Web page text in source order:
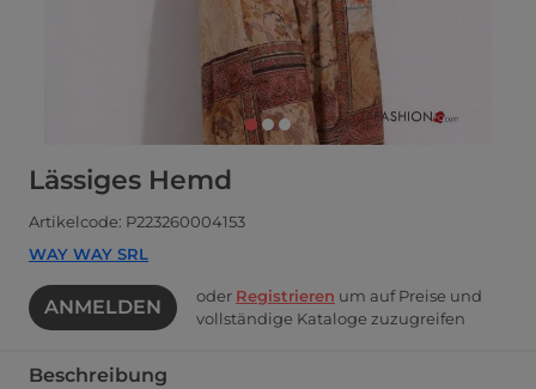
Lässiges Hemd
Artikelcode: P223260004153
WAY WAY SRL
ANMELDEN oder Registrieren um auf Preise und
vollständige Kataloge zuzugreifen
Beschreibung